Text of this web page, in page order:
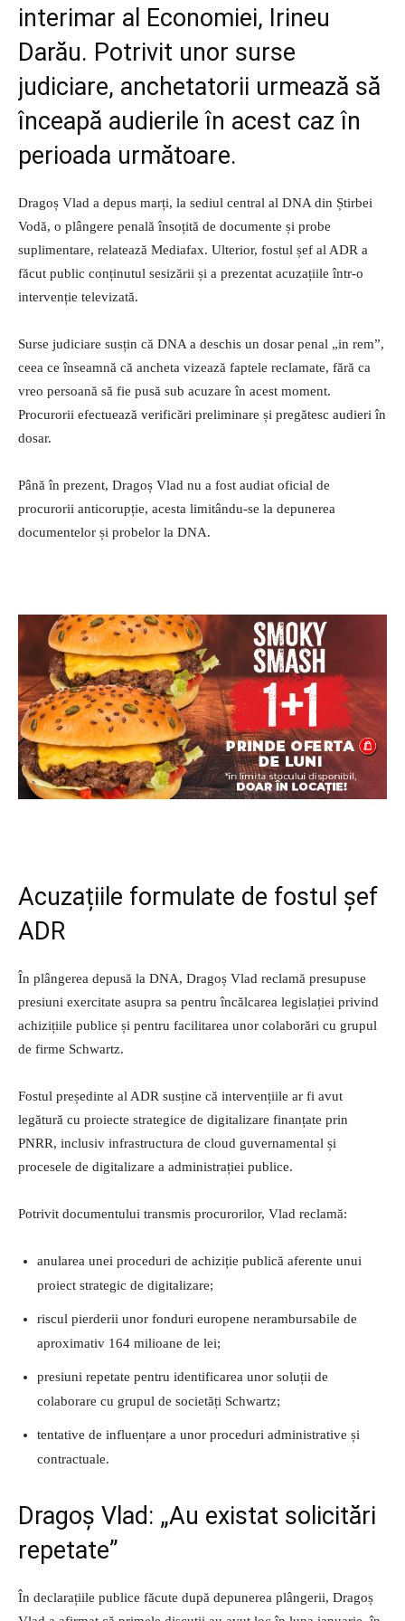
interimar al Economiei, Irineu
Darău. Potrivit unor surse
judiciare, anchetatorii urmează să
înceapă audierile în acest caz în
perioada următoare.
Dragoș Vlad a depus marți, la sediul central al DNA din Știrbei
Vodă, o plângere penală însoțită de documente și probe
suplimentare, relatează Mediafax. Ulterior, fostul șef al ADR a
făcut public conținutul sesizării și a prezentat acuzațiile într-o
intervenție televizată.
Surse judiciare susțin că DNA a deschis un dosar penal „in rem”,
ceea ce înseamnă că ancheta vizează faptele reclamate, fără ca
vreo persoană să fie pusă sub acuzare în acest moment.
Procurorii efectuează verificări preliminare și pregătesc audieri în
dosar.
Până în prezent, Dragoș Vlad nu a fost audiat oficial de
procurorii anticorupție, acesta limitându-se la depunerea
documentelor și probelor la DNA.
Acuzațiile formulate de fostul șef
ADR
În plângerea depusă la DNA, Dragoș Vlad reclamă presupuse
presiuni exercitate asupra sa pentru încălcarea legislației privind
achizițiile publice și pentru facilitarea unor colaborări cu grupul
de firme Schwartz.
Fostul președinte al ADR susține că intervențiile ar fi avut
legătură cu proiecte strategice de digitalizare finanțate prin
PNRR, inclusiv infrastructura de cloud guvernamental și
procesele de digitalizare a administrației publice.
Potrivit documentului transmis procurorilor, Vlad reclamă:
anularea unei proceduri de achiziție publică aferente unui
proiect strategic de digitalizare;
riscul pierderii unor fonduri europene nerambursabile de
aproximativ 164 milioane de lei;
presiuni repetate pentru identificarea unor soluții de
colaborare cu grupul de societăți Schwartz;
tentative de influențare a unor proceduri administrative și
contractuale.
Dragoș Vlad: „Au existat solicitări
repetate”
În declarațiile publice făcute după depunerea plângerii, Dragoș